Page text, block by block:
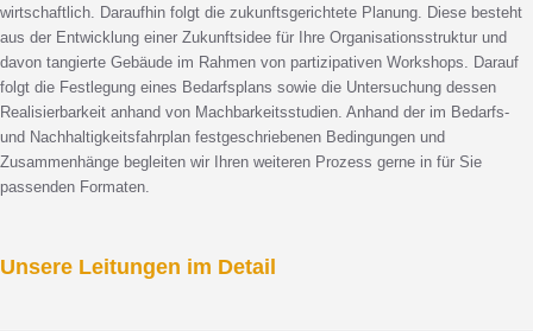
wirtschaftlich. Daraufhin folgt die zukunftsgerichtete Planung. Diese besteht
aus der Entwicklung einer Zukunftsidee für Ihre Organisationsstruktur und
davon tangierte Gebäude im Rahmen von partizipativen Workshops. Darauf
folgt die Festlegung eines Bedarfsplans sowie die Untersuchung dessen
Realisierbarkeit anhand von Machbarkeitsstudien. Anhand der im Bedarfs-
und Nachhaltigkeitsfahrplan festgeschriebenen Bedingungen und
Zusammenhänge begleiten wir Ihren weiteren Prozess gerne in für Sie
passenden Formaten.
Unsere Leitungen im Detail